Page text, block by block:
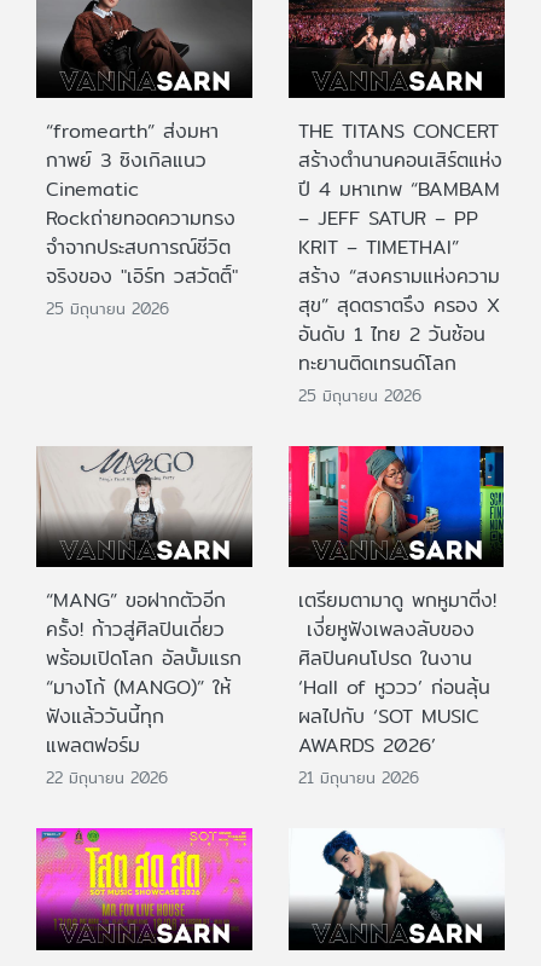
“fromearth” ส่งมหา
กาพย์ 3 ซิงเกิลแนว
Cinematic
Rockถ่ายทอดความทรง
จำจากประสบการณ์ชีวิต
จริงของ "เอิร์ท วสวัตติ์"
25 มิถุนายน 2026
THE TITANS CONCERT
สร้างตำนานคอนเสิร์ตแห่ง
ปี 4 มหาเทพ “BAMBAM
– JEFF SATUR – PP
KRIT – TIMETHAI”
สร้าง “สงครามแห่งความ
สุข” สุดตราตรึง ครอง X
อันดับ 1 ไทย 2 วันซ้อน
ทะยานติดเทรนด์โลก
25 มิถุนายน 2026
“MANG” ขอฝากตัวอีก
ครั้ง! ก้าวสู่ศิลปินเดี่ยว
พร้อมเปิดโลก อัลบั้มแรก
“มางโก้ (MANGO)” ให้
ฟังแล้ววันนี้ทุก
แพลตฟอร์ม
22 มิถุนายน 2026
เตรียมตามาดู พกหูมาติ่ง!
เงี่ยหูฟังเพลงลับของ
ศิลปินคนโปรด ในงาน
‘Hall of หูววว’ ก่อนลุ้น
ผลไปกับ ‘SOT MUSIC
AWARDS 2026’
21 มิถุนายน 2026